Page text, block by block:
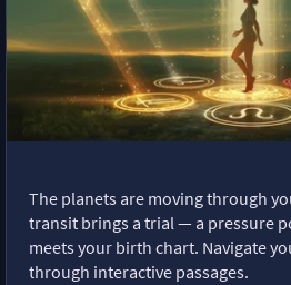
The planets are moving through
transit brings a trial — a pressure
meets your birth chart. Navigate
through interactive passages.